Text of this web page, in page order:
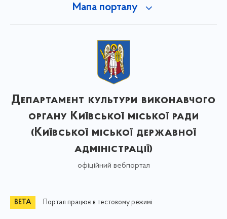
Мапа порталу
Департамент культури виконавчого
органу Київської міської ради
(Київської міської державної
адміністрації)
офіційний вебпортал
Портал працює в тестовому режимі